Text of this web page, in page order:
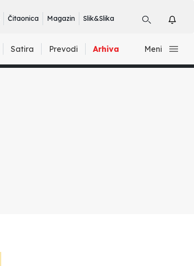
Čitaonica Magazin Slik&Slika
Satira Prevodi Arhiva Meni